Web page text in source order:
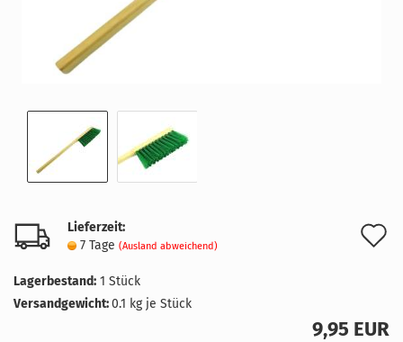
Lieferzeit:
7 Tage (Ausland abweichend)
Lagerbestand: 1 Stück
Versandgewicht:0.1 kg je Stück
9,95 EUR